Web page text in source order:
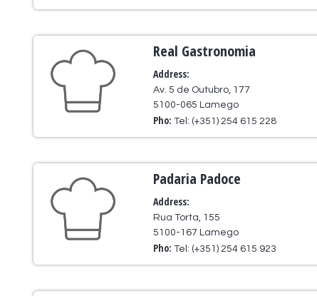
Real Gastronomia
Address:
Av. 5 de Outubro, 177
5100-065 Lamego
Pho: Tel: (+351) 254 615 228
Padaria Padoce
Address:
Rua Torta, 155
5100-167 Lamego
Pho: Tel: (+351) 254 615 923